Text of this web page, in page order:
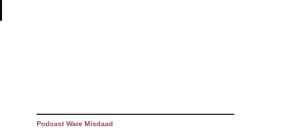
Podcast Ware Misdaad